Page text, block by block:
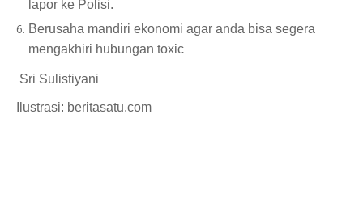
lapor ke Polisi.
Berusaha mandiri ekonomi agar anda bisa segera
mengakhiri hubungan toxic
Sri Sulistiyani
Ilustrasi: beritasatu.com